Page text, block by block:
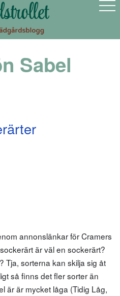
Sabel
annonslänkar för Cramers
är väl en sockerärt?
Tja, sorterna kan skilja sig åt
så finns det fler sorter än
är är mycket låga (Tidig Låg,